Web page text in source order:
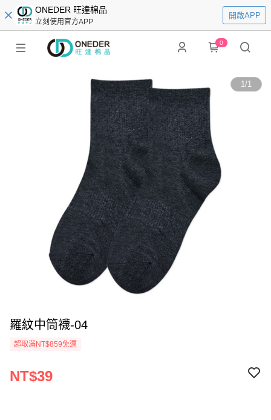
ONEDER 旺達棉品
立刻使用官方APP
開啟APP
0
1/1
羅紋中筒襪-04
超取滿NT$859免運
NT$39